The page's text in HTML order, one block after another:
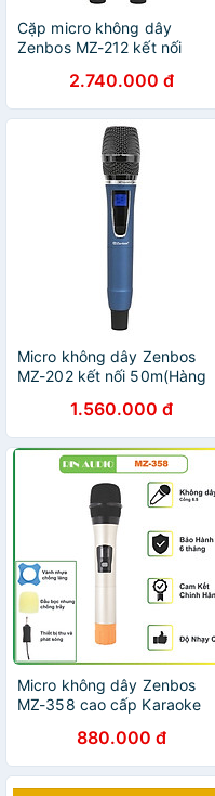
Cặp micro không dây
Zenbos MZ-212 kết nối
2.740.000 đ
Micro không dây Zenbos
MZ-202 kết nối 50m(Hàng
1.560.000 đ
Micro không dây Zenbos
MZ-358 cao cấp Karaoke
880.000 đ